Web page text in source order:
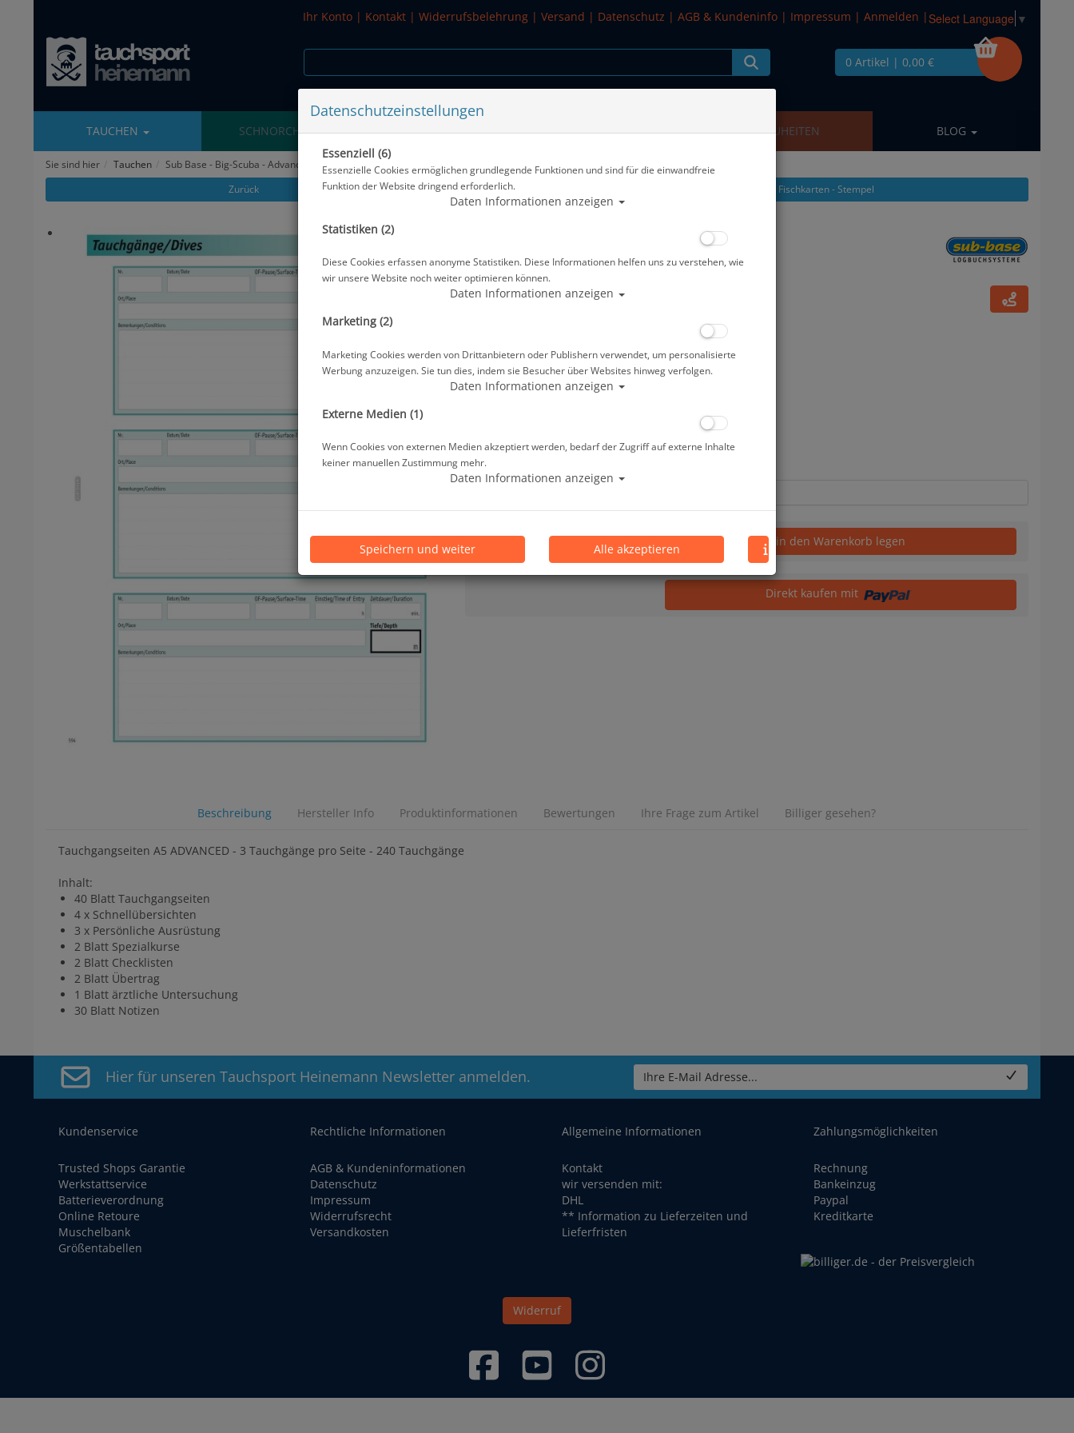
Ihr Konto | Kontakt | Widerrufsbelehrung | Versand | Datenschutz | AGB & Kundeninfo | Impressum | Anmelden | Select Language ▼
0 Artikel | 0,00 €
TAUCHEN SCHNORCHELN WASSERSPORT SALE NEUHEITEN BLOG
Sie sind hier Tauchen
Sub Base - Big-Scuba - Advanced A5 - 240 TG - Logbucheinlagen
Zurück
Alle Artikel zeigen aus: Logbücher - Fischkarten - Stempel
Sub Base - Big-Scuba - Advanced A5 - 240 TG -
Artikelnr.: base-594
8,95 €*
Lieferbar in 1-3 Werktage, der Artikel ist auf Lager
Prämienpunkte: 9
Stk. in den Warenkorb legen
Direkt kaufen mit
Beschreibung Hersteller Info Produktinformationen Bewertungen Ihre Frage zum Artikel Billiger gesehen?
Tauchgangseiten A5 ADVANCED - 3 Tauchgänge pro Seite - 240 Tauchgänge
Inhalt:
40 Blatt Tauchgangseiten
4 x Schnellübersichten
3 x Persönliche Ausrüstung
2 Blatt Spezialkurse
2 Blatt Checklisten
2 Blatt Übertrag
1 Blatt ärztliche Untersuchung
30 Blatt Notizen
Hier für unseren Tauchsport Heinemann Newsletter anmelden. Ihre E-Mail Adresse...
Kundenservice
Trusted Shops Garantie
Werkstattservice
Batterieverordnung
Online Retoure
Muschelbank
Größentabellen
Rechtliche Informationen
AGB & Kundeninformationen
Datenschutz
Impressum
Widerrufsrecht
Versandkosten
Allgemeine Informationen
Kontakt
wir versenden mit:
DHL
** Information zu Lieferzeiten und
Lieferfristen
Zahlungsmöglichkeiten
Rechnung
Bankeinzug
Paypal
Kreditkarte
Widerruf
Datenschutzeinstellungen
Essenziell (6)
Essenzielle Cookies ermöglichen grundlegende Funktionen und sind für die einwandfreie
Funktion der Website dringend erforderlich.
Daten Informationen anzeigen
Statistiken (2)
Diese Cookies erfassen anonyme Statistiken. Diese Informationen helfen uns zu verstehen, wie
wir unsere Website noch weiter optimieren können.
Daten Informationen anzeigen
Marketing (2)
Marketing Cookies werden von Drittanbietern oder Publishern verwendet, um personalisierte
Werbung anzuzeigen. Sie tun dies, indem sie Besucher über Websites hinweg verfolgen.
Daten Informationen anzeigen
Externe Medien (1)
Wenn Cookies von externen Medien akzeptiert werden, bedarf der Zugriff auf externe Inhalte
keiner manuellen Zustimmung mehr.
Daten Informationen anzeigen
Speichern und weiter Alle akzeptieren